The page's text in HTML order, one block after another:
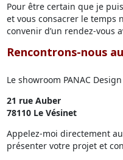
Pour être certain que je
et vous consacrer le temps
convenir d’un rendez-vous
Rencontrons-nous
Le showroom PANAC
21 rue Auber
78110 Le Vésinet
Appelez-moi directement au
présenter votre projet et